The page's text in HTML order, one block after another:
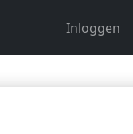
Inloggen